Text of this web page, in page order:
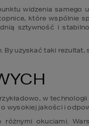
widzenia samego
które wspólnie
sztywność i
uzyskać taki
w
wysokiej jakości i
okuciami.